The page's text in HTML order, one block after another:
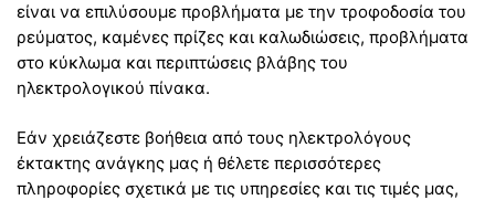
είναι να επιλύσουμε προβλήματα με την τροφοδοσία του
ρεύματος, καμένες πρίζες και καλωδιώσεις, προβλήματα
στο κύκλωμα και περιπτώσεις βλάβης του
ηλεκτρολογικού πίνακα.
Εάν χρειάζεστε βοήθεια από τους ηλεκτρολόγους
έκτακτης ανάγκης μας ή θέλετε περισσότερες
πληροφορίες σχετικά με τις υπηρεσίες και τις τιμές μας,